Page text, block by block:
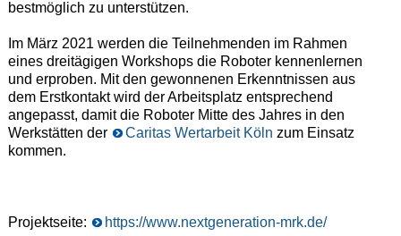
bestmöglich zu unterstützen.
Im März 2021 werden die Teilnehmenden im Rahmen
eines dreitägigen Workshops die Roboter kennenlernen
und erproben. Mit den gewonnenen Erkenntnissen aus
dem Erstkontakt wird der Arbeitsplatz entsprechend
angepasst, damit die Roboter Mitte des Jahres in den
Werkstätten der
Caritas Wertarbeit Köln zum Einsatz
kommen.
Projektseite: https://www.nextgeneration-mrk.de/